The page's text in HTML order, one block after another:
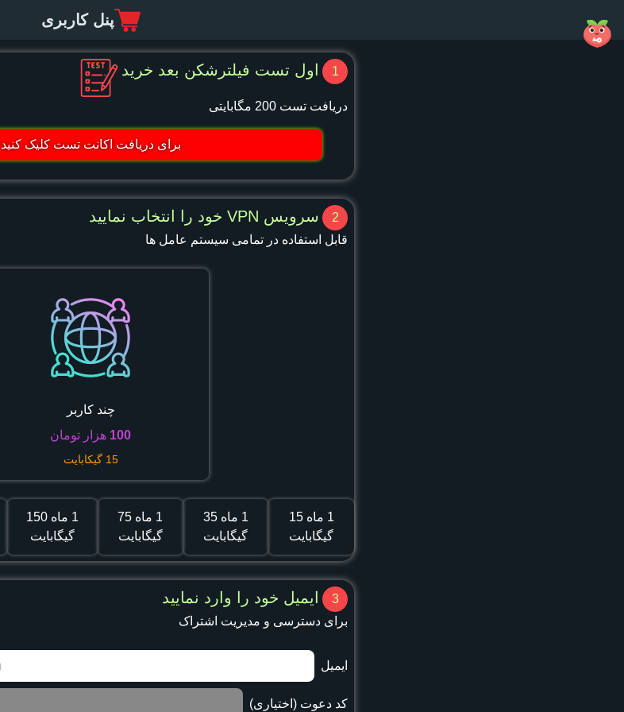
پنل کاربری
1 اول تست فیلترشکن بعد خرید
دریافت تست 200 مگابایتی
برای دریافت اکانت تست کلیک کنید
2 سرویس VPN خود را انتخاب نمایید
قابل استفاده در تمامی سیستم عامل ها
چند کاربر
100 هزار تومان
15 گیکابایت
1 ماه
15
گیگابایت
1 ماه
35
گیگابایت
1 ماه
75
گیگابایت
1 ماه
150
گیگابایت
3 ایمیل خود را وارد نمایید
برای دسترسی و مدیریت اشتراک
ایمیل
کد دعوت (اختیاری)